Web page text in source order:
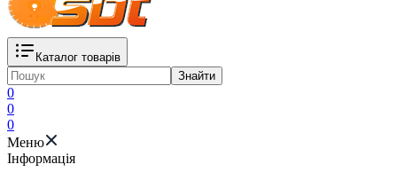
Каталог товарів
Знайти
0
0
0
Меню
Iнформація